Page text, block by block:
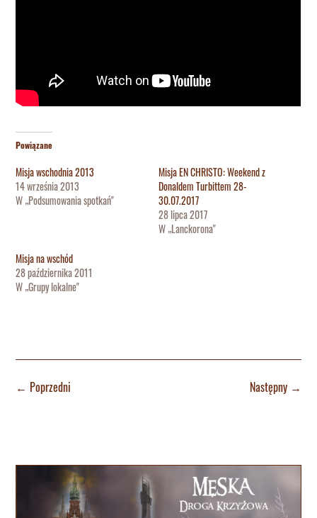
Powiązane
Misja wschodnia 2013
14 września 2013
W „Podsumowania spotkań"
Misja EN CHRISTO: Weekend z
Donaldem Turbittem 28-
30.07.2017
28 lipca 2017
W „Lanckorona"
Misja na wschód
28 października 2011
W „Grupy lokalne"
← Poprzedni Następny→